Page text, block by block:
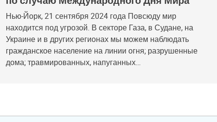
Нью-Йорк, 21 сентября 2024 года Повсюду мир
находится под угрозой. В секторе Газа, в Судане, на
Украине и в других регионах мы можем наблюдать
гражданское население на линии огня; разрушенные
дома; травмированных, напуганных…